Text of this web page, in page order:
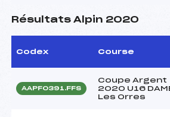
Résultats Alpin 2020
Codex Course
AAPF0391.FFS
Coupe Argent
2020 U16
Les Orres